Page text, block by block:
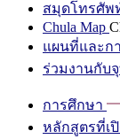
สมุดโทรศัพ
Chula Map
แผนที่และก
ร่วมงานกับ
การศึกษา
หลักสูตรที่เ